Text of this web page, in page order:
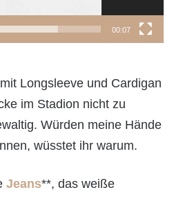
00:07
Longsleeve und Cardigan
im Stadion nicht zu
Würden meine Hände
wüsstet ihr warum.
Jeans**, das weiße